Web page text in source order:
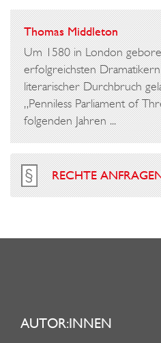
Thomas Middleton
Um 1580 in London
erfolgreichsten Dramatikern
literarischer Durchbruch
„Penniless Parliament of
folgenden Jahren ...
RECHTE
AUTOR:INNEN